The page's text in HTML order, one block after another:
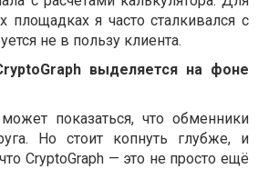
площадках я часто сталкивался с
не в пользу клиента.
выделяется на фоне
показаться, что обменники
Но стоит копнуть глубже, и
CryptoGraph — это не просто ещё